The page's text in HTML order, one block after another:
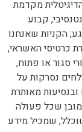
מקדמת
קבוע
הקניות שאנחנו
כרטיסי האשראי,
סגור או פתוח,
נסרקות על
מאותרת
שכל פעולה
שמכיל מידע